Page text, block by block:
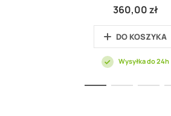
360,00 zł
DO KOSZYKA
Wysyłka do 24h